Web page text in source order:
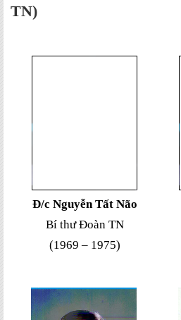
TN)
Đ/c Nguyễn Tất Não
Bí thư Đoàn TN
(1969 – 1975)